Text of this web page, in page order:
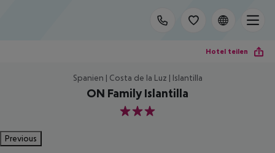
Hotel teilen
Spanien | Costa de la Luz | Islantilla
ON Family Islantilla
3
Previous